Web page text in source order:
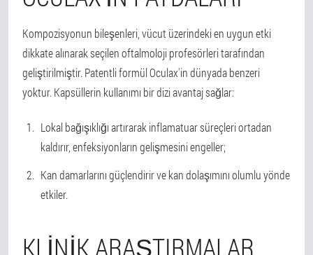
Kompozisyonun bileşenleri, vücut üzerindeki en uygun etki
dikkate alınarak seçilen oftalmoloji profesörleri tarafından
geliştirilmiştir. Patentli formül Oculax'in dünyada benzeri
yoktur. Kapsüllerin kullanımı bir dizi avantaj sağlar:
Lokal bağışıklığı artırarak inflamatuar süreçleri ortadan
kaldırır, enfeksiyonların gelişmesini engeller;
Kan damarlarını güçlendirir ve kan dolaşımını olumlu yönde
etkiler.
KLINIK ARAŞTIRMALAR